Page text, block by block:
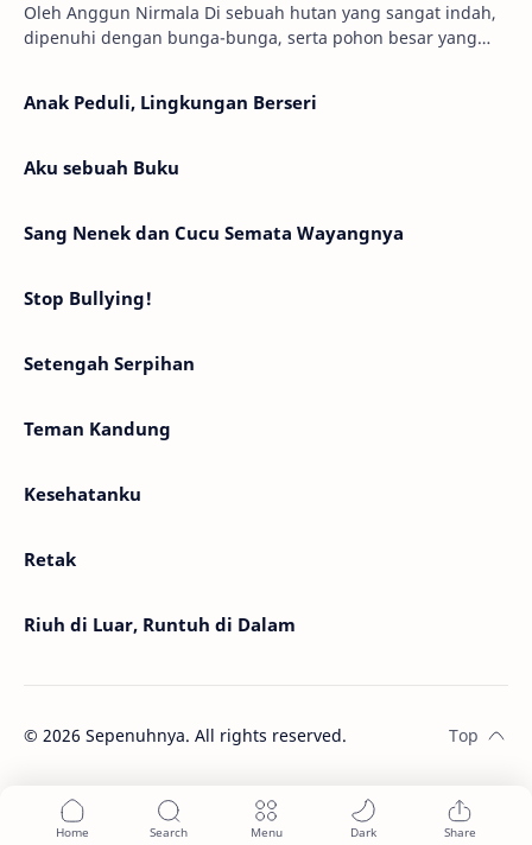
Oleh Anggun Nirmala Di sebuah hutan yang sangat indah,
dipenuhi dengan bunga-bunga, serta pohon besar yang
Anak Peduli, Lingkungan Berseri
Aku sebuah Buku
Sang Nenek dan Cucu Semata Wayangnya
Stop Bullying!
Setengah Serpihan
Teman Kandung
Kesehatanku
Retak
Riuh di Luar, Runtuh di Dalam
© 2026 Sepenuhnya. All rights reserved.